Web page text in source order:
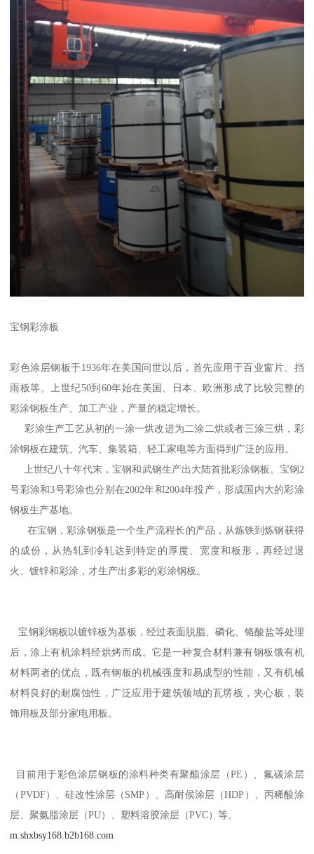
宝钢彩涂板
彩色涂层钢板于1936年在美国问世以后，首先应用于百业窗片、挡
雨板等。上世纪50到60年始在美国、日本、欧洲形成了比较完整的
彩涂钢板生产、加工产业，产量的稳定增长。
彩涂生产工艺从初的一涂一烘改进为二涂二烘或者三涂三烘，彩
涂钢板在建筑、汽车、集装箱、轻工家电等方面得到广泛的应用。
上世纪八十年代末，宝钢和武钢生产出大陆首批彩涂钢板。宝钢2
号彩涂和3号彩涂也分别在2002年和2004年投产，形成国内大的彩涂
钢板生产基地。
在宝钢，彩涂钢板是一个生产流程长的产品，从炼铁到炼钢获得
的成份，从热轧到冷轧达到特定的厚度、宽度和板形，再经过退
火、镀锌和彩涂，才生产出多彩的彩涂钢板。
宝钢彩钢板以镀锌板为基板，经过表面脱脂、磷化、铬酸盐等处理
后，涂上有机涂料经烘烤而成。它是一种复合材料兼有钢板饿有机
材料两者的优点，既有钢板的机械强度和易成型的性能，又有机械
材料良好的耐腐蚀性，广泛应用于建筑领域的瓦塄板，夹心板，装
饰用板及部分家电用板。
目前用于彩色涂层钢板的涂料种类有聚酯涂层（PE）、氟碳涂层
（PVDF）、硅改性涂层（SMP）、高耐侯涂层（HDP）、丙稀酸涂
层、聚氨脂涂层（PU）、塑料溶胶涂层（PVC）等。
m.shxbsy168.b2b168.com